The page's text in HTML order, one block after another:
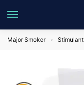
Major Smoker > Stimulant